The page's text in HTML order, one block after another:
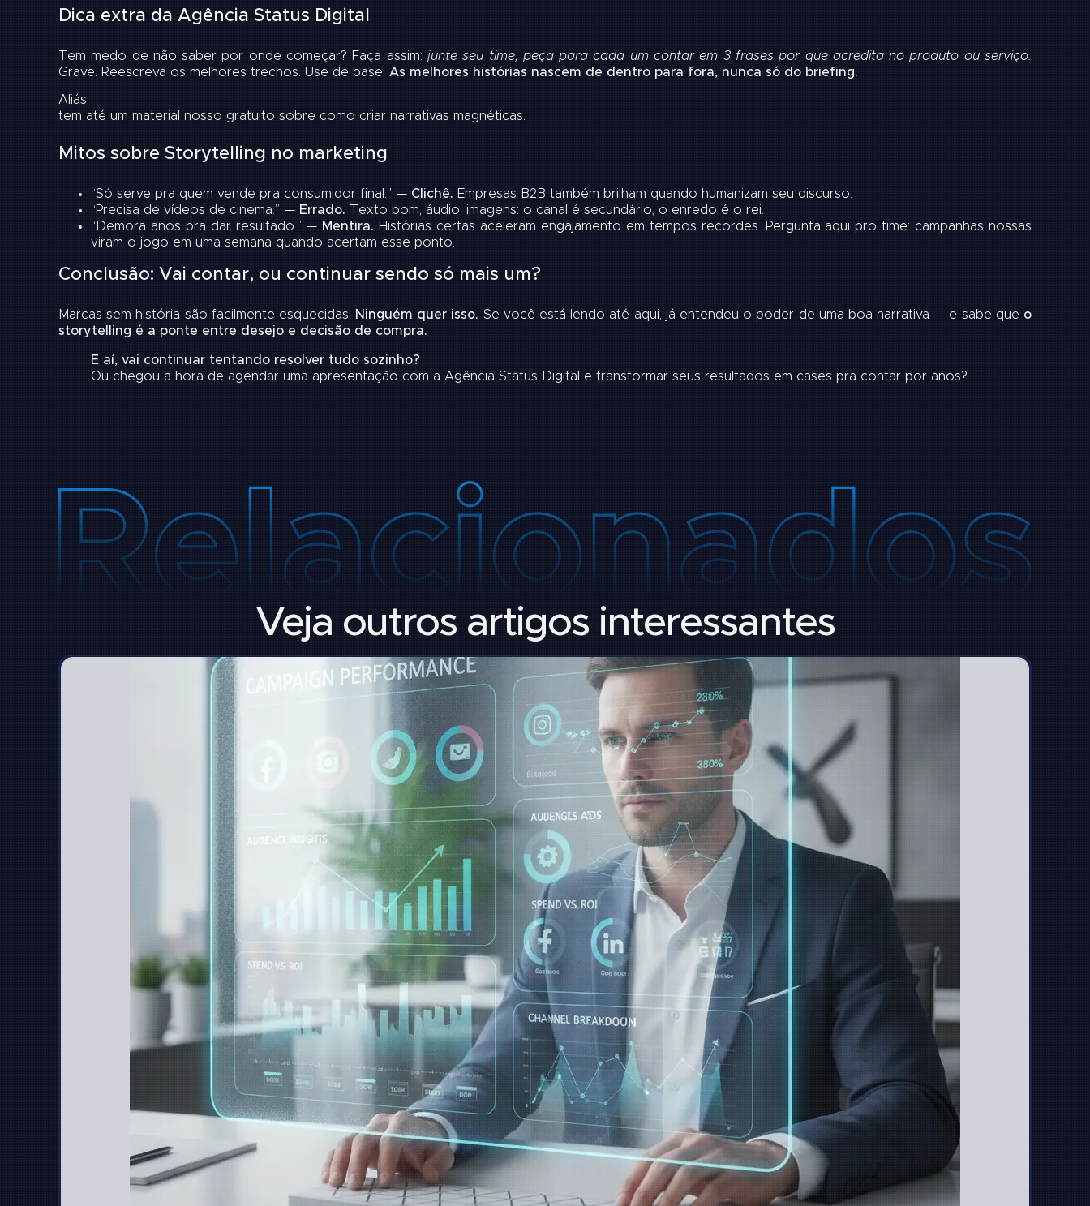
Dica extra da Agência Status Digital
Tem medo de não saber por onde começar? Faça assim: junte seu time, peça para cada um contar em 3 frases por que acredita no produto ou serviço.
Grave. Reescreva os melhores trechos. Use de base. As melhores histórias nascem de dentro para fora, nunca só do briefing.
Aliás,
tem até um material nosso gratuito sobre como criar narrativas magnéticas.
Mitos sobre Storytelling no marketing
“Só serve pra quem vende pra consumidor final.” — Clichê. Empresas B2B também brilham quando humanizam seu discurso.
“Precisa de vídeos de cinema.” — Errado. Texto bom, áudio, imagens: o canal é secundário, o enredo é o rei.
“Demora anos pra dar resultado.” — Mentira. Histórias certas aceleram engajamento em tempos recordes. Pergunta aqui pro time: campanhas nossas
viram o jogo em uma semana quando acertam esse ponto.
Conclusão: Vai contar, ou continuar sendo só mais um?
Marcas sem história são facilmente esquecidas. Ninguém quer isso. Se você está lendo até aqui, já entendeu o poder de uma boa narrativa — e sabe que o
storytelling é a ponte entre desejo e decisão de compra.
E aí, vai continuar tentando resolver tudo sozinho?
Ou chegou a hora de agendar uma apresentação com a Agência Status Digital e transformar seus resultados em cases pra contar por anos?
Veja outros artigos interessantes